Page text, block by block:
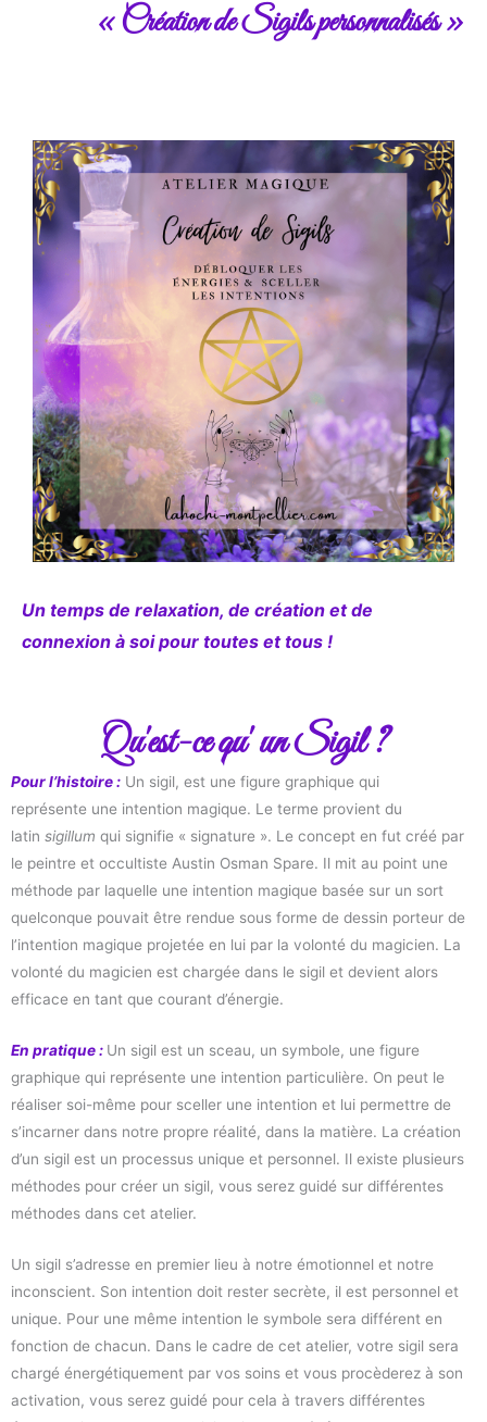
« Création de Sigils personnalisés »
Un temps de relaxation, de création et de
connexion à soi pour toutes et tous !
Qu'est-ce qu' un Sigil ?
Pour l’histoire : Un sigil, est une figure graphique qui
représente une intention magique. Le terme provient du
latin sigillum qui signifie « signature ». Le concept en fut créé par
le peintre et occultiste Austin Osman Spare. Il mit au point une
méthode par laquelle une intention magique basée sur un sort
quelconque pouvait être rendue sous forme de dessin porteur de
l’intention magique projetée en lui par la volonté du magicien. La
volonté du magicien est chargée dans le sigil et devient alors
efficace en tant que courant d’énergie.
En pratique : Un sigil est un sceau, un symbole, une figure
graphique qui représente une intention particulière. On peut le
réaliser soi-même pour sceller une intention et lui permettre de
s’incarner dans notre propre réalité, dans la matière. La création
d’un sigil est un processus unique et personnel. Il existe plusieurs
méthodes pour créer un sigil, vous serez guidé sur différentes
méthodes dans cet atelier.
Un sigil s’adresse en premier lieu à notre émotionnel et notre
inconscient. Son intention doit rester secrète, il est personnel et
unique. Pour une même intention le symbole sera différent en
fonction de chacun. Dans le cadre de cet atelier, votre sigil sera
chargé énergétiquement par vos soins et vous procèderez à son
activation, vous serez guidé pour cela à travers différentes